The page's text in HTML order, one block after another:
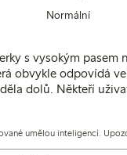
Normální
s vysokým pasem
obvykle odpovídá
dolů. Někteří
tendenci se shrnovat
nebo
umělou inteligencí.